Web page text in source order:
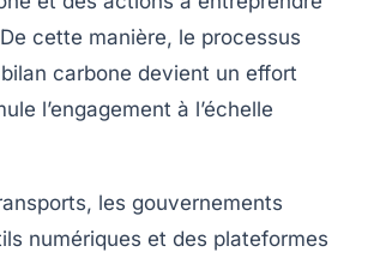
cette manière, le processus
bilan carbone devient un effort
l’engagement à l’échelle
, les gouvernements
numériques et des plateformes